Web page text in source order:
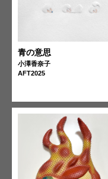
青の意思
小澤香奈子
AFT2025